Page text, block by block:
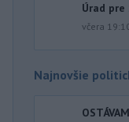
Úrad pre
včera
Najnovšie